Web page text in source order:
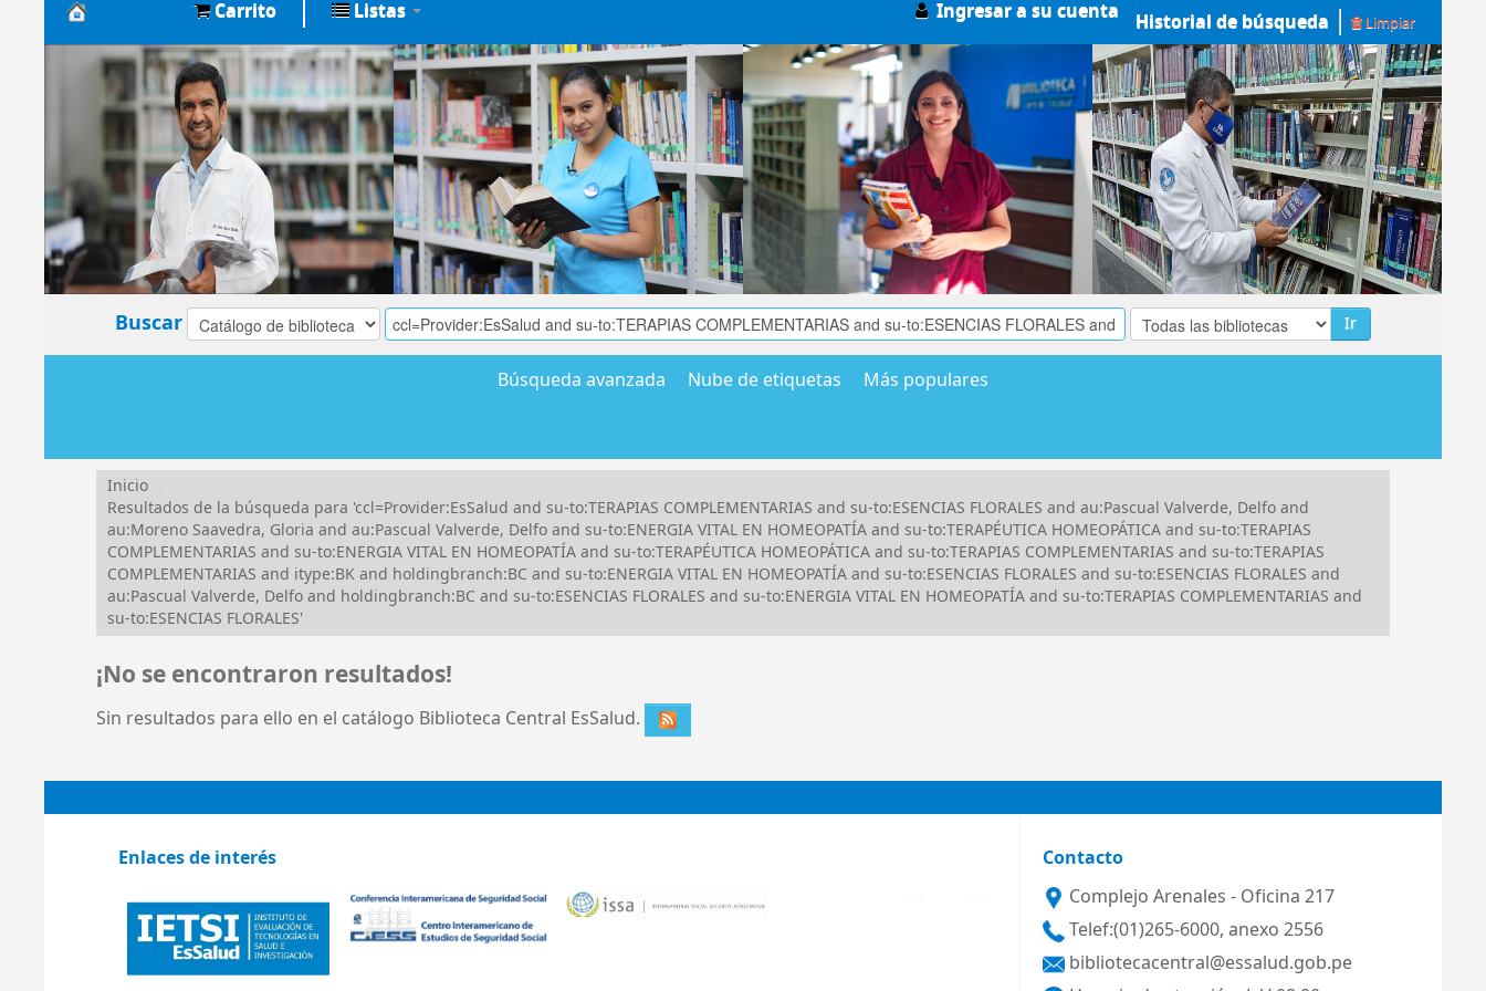
Biblioteca
Central
EsSalud
Carrito Listas Ingresar a su cuenta Historial de búsqueda Limpiar
Buscar Ir
Búsqueda avanzada Nube de etiquetas Más populares
Inicio
Resultados de la búsqueda para 'ccl=Provider:EsSalud and su-to:TERAPIAS COMPLEMENTARIAS and su-to:ESENCIAS FLORALES and au:Pascual Valverde, Delfo and
au:Moreno Saavedra, Gloria and au:Pascual Valverde, Delfo and su-to:ENERGIA VITAL EN HOMEOPATÍA and su-to:TERAPÉUTICA HOMEOPÁTICA and su-to:TERAPIAS
COMPLEMENTARIAS and su-to:ENERGIA VITAL EN HOMEOPATÍA and su-to:TERAPÉUTICA HOMEOPÁTICA and su-to:TERAPIAS COMPLEMENTARIAS and su-to:TERAPIAS
COMPLEMENTARIAS and itype:BK and holdingbranch:BC and su-to:ENERGIA VITAL EN HOMEOPATÍA and su-to:ESENCIAS FLORALES and su-to:ESENCIAS FLORALES and
au:Pascual Valverde, Delfo and holdingbranch:BC and su-to:ESENCIAS FLORALES and su-to:ENERGIA VITAL EN HOMEOPATÍA and su-to:TERAPIAS COMPLEMENTARIAS and
su-to:ESENCIAS FLORALES'
¡No se encontraron resultados!
Sin resultados para ello en el catálogo Biblioteca Central EsSalud.
Enlaces de interés
Contacto
Complejo Arenales - Oficina 217
Telef:(01)265-6000, anexo 2556
bibliotecacentral@essalud.gob.pe